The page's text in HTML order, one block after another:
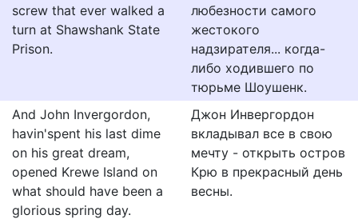
screw that ever walked a
turn at Shawshank State
Prison.
любезности самого
жестокого
надзирателя... когда-
либо ходившего по
тюрьме Шоушенк.
And John Invergordon,
havin'spent his last dime
on his great dream,
opened Krewe Island on
what should have been a
glorious spring day.
Джон Инвергордон
вкладывал все в свою
мечту - открыть остров
Крю в прекрасный день
весны.